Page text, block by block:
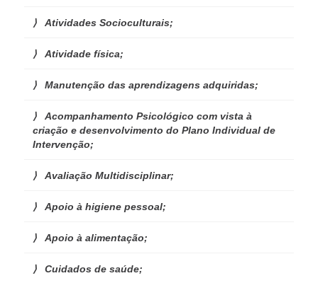
Atividades Socioculturais;
Atividade física;
Manutenção das aprendizagens adquiridas;
Acompanhamento Psicológico com vista à
criação e desenvolvimento do Plano Individual de
Intervenção;
Avaliação Multidisciplinar;
Apoio à higiene pessoal;
Apoio à alimentação;
Cuidados de saúde;